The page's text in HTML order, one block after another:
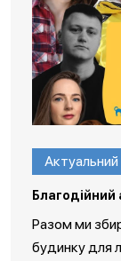
Актуальний
Разом ми
будинку для